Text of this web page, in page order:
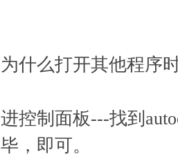
为什么打开其他程序
进控制面板---找到
毕，即可。